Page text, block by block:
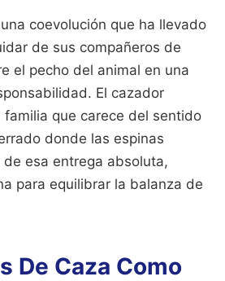
coevolución que ha llevado
de sus compañeros de
el pecho del animal en una
El cazador
que carece del sentido
donde las espinas
esa entrega absoluta,
para equilibrar la balanza de
De Caza Como